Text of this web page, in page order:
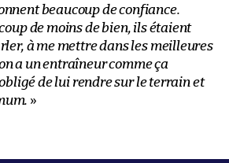
beaucoup de confiance.
de moins de bien, ils étaient
à me mettre dans les meilleures
a un entraîneur comme ça
de lui rendre sur le terrain et
»